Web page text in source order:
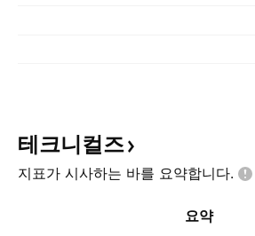
테크니컬즈
지표가 시사하는 바를 요약합니다.
요약